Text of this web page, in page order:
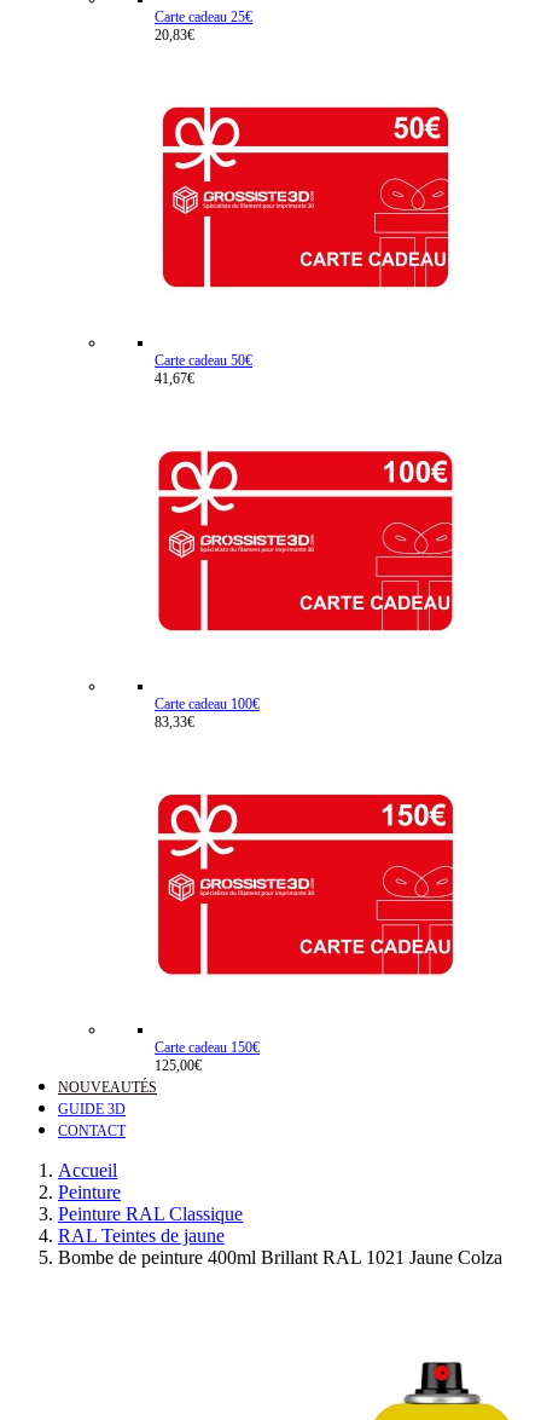
Carte cadeau 25€
20,83€
Carte cadeau 50€
41,67€
Carte cadeau 100€
83,33€
Carte cadeau 150€
125,00€
NOUVEAUTÉS
GUIDE 3D
CONTACT
Accueil
Peinture
Peinture RAL Classique
RAL Teintes de jaune
Bombe de peinture 400ml Brillant RAL 1021 Jaune Colza